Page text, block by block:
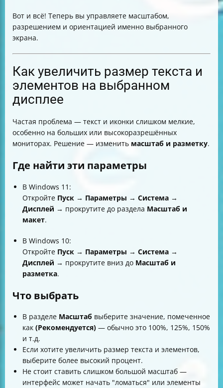
Вот и всё! Теперь вы управляете масштабом,
разрешением и ориентацией именно выбранного
экрана.
Как увеличить размер текста и
элементов на выбранном
дисплее
Частая проблема — текст и иконки слишком мелкие,
особенно на больших или высокоразрешённых
мониторах. Решение — изменить масштаб и разметку.
Где найти эти параметры
В Windows 11:
Откройте Пуск → Параметры → Система →
Дисплей → прокрутите до раздела Масштаб и
макет.
В Windows 10:
Откройте Пуск → Параметры → Система →
Дисплей → прокрутите вниз до Масштаб и
разметка.
Что выбрать
В разделе Масштаб выберите значение, помеченное
как (Рекомендуется) — обычно это 100%, 125%, 150%
и т.д.
Если хотите увеличить размер текста и элементов,
выберите более высокий процент.
Не стоит ставить слишком большой масштаб —
интерфейс может начать "ломаться" или элементы